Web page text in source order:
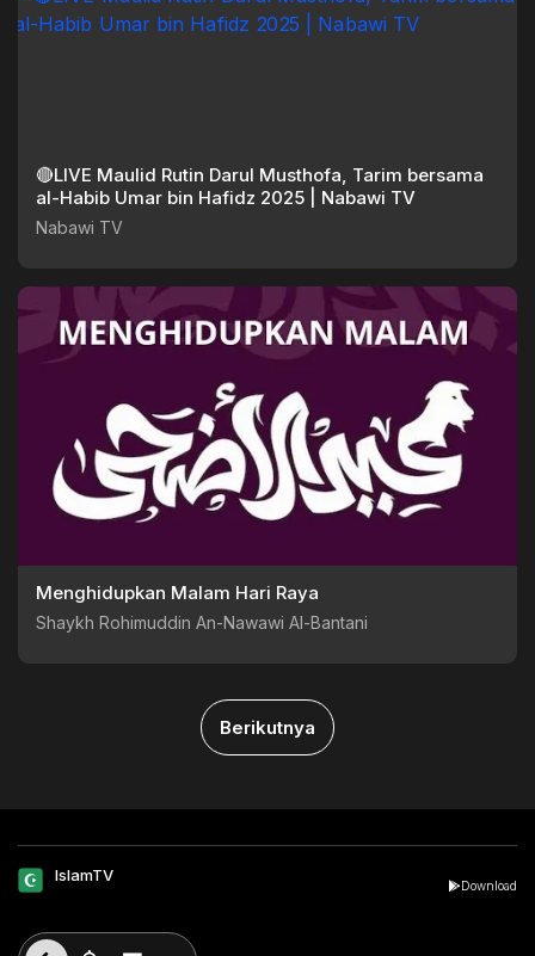
🔴LIVE Maulid Rutin Darul Musthofa, Tarim bersama
al-Habib Umar bin Hafidz 2025 | Nabawi TV
Nabawi TV
Menghidupkan Malam Hari Raya
Shaykh Rohimuddin An-Nawawi Al-Bantani
Berikutnya
IslamTV
Download